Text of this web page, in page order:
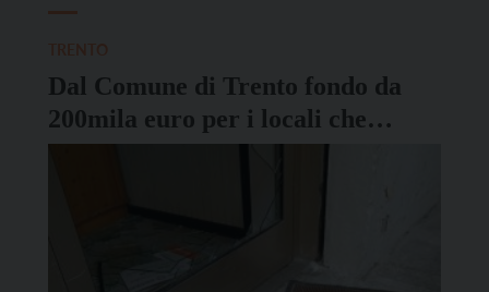
Dal Comune di Trento fondo da
200mila euro per i locali che
hanno subito “spaccate”